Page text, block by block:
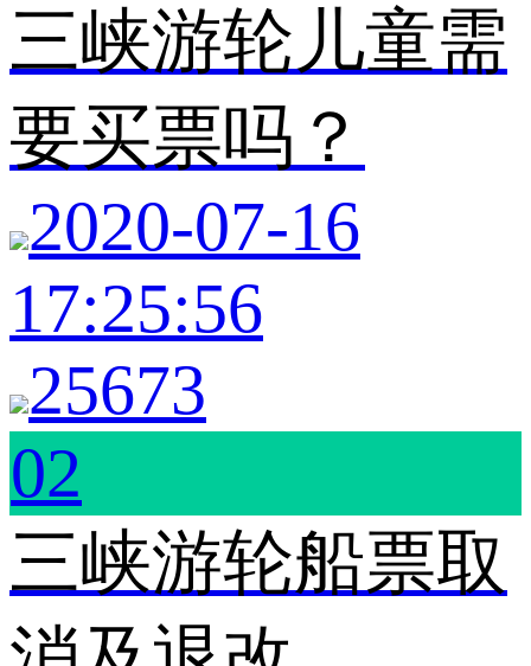
三峡游轮儿童需
要买票吗？
2020-07-16
17:25:56
25673
02
三峡游轮船票取